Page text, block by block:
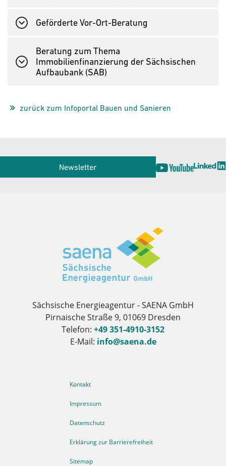
Geförderte Vor-Ort-Beratung
Beratung zum Thema
Immobilienfinanzierung der Sächsischen
Aufbaubank (SAB)
zurück zum Infoportal Bauen und Sanieren
Newsletter
Sächsische Energieagentur - SAENA GmbH
Pirnaische Straße 9, 01069 Dresden
Telefon: +49 351-4910-3152
E-Mail: info@saena.de
Kontakt
Impressum
Datenschutz
Erklärung zur Barrierefreiheit
Sitemap